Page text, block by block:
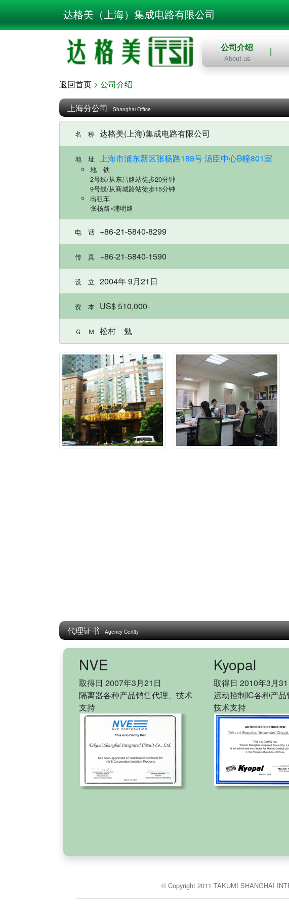
达格美（上海）集成电路有限公司
公司介绍
About us
返回首页 > 公司介绍
上海分公司 Shanghai Office
名 称 达格美(上海)集成电路有限公司
地 址 上海市浦东新区张杨路188号 汤臣中心B幢801室
地 铁
2号线/从东昌路站徒步20分钟
9号线/从商城路站徒步15分钟
出租车
张杨路×浦明路
电 话 +86-21-5840-8299
传 真 +86-21-5840-1590
设 立 2004年 9月21日
资 本 US$ 510,000-
Ｇ Ｍ 松村 勉
代理证书 Agency Certify
NVE
取得日 2007年3月21日
隔离器各种产品销售代理、技术
支持
Kyopal
取得日 2010年3月
运动控制IC各种产品
技术支持
© Copyright 2011 TAKUMI SHANGHAI